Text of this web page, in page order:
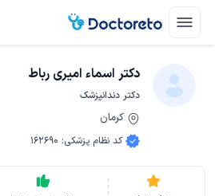
دکتر اسماء امیری رباط
دکتر دندانپزشک
کرمان
کد نظام پزشکی:
162690